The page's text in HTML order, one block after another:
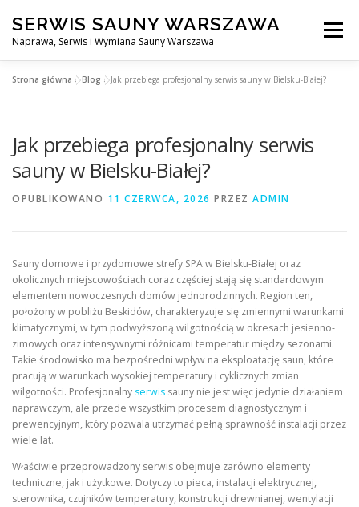
treści
SERWIS SAUNY WARSZAWA
Naprawa, Serwis i Wymiana Sauny Warszawa
Menu
Strona główna »Blog »Jak przebiega profesjonalny serwis sauny w Bielsku-Białej?
Jak przebiega profesjonalny serwis
sauny w Bielsku-Białej?
OPUBLIKOWANO 11 CZERWCA, 2026 PRZEZ ADMIN
Sauny domowe i przydomowe strefy SPA w Bielsku-Białej oraz
okolicznych miejscowościach coraz częściej stają się standardowym
elementem nowoczesnych domów jednorodzinnych. Region ten,
położony w pobliżu Beskidów, charakteryzuje się zmiennymi warunkami
klimatycznymi, w tym podwyższoną wilgotnością w okresach jesienno-
zimowych oraz intensywnymi różnicami temperatur między sezonami.
Takie środowisko ma bezpośredni wpływ na eksploatację saun, które
pracują w warunkach wysokiej temperatury i cyklicznych zmian
wilgotności. Profesjonalny serwis sauny nie jest więc jedynie działaniem
naprawczym, ale przede wszystkim procesem diagnostycznym i
prewencyjnym, który pozwala utrzymać pełną sprawność instalacji przez
wiele lat.
Właściwie przeprowadzony serwis obejmuje zarówno elementy
techniczne, jak i użytkowe. Dotyczy to pieca, instalacji elektrycznej,
sterownika, czujników temperatury, konstrukcji drewnianej, wentylacji